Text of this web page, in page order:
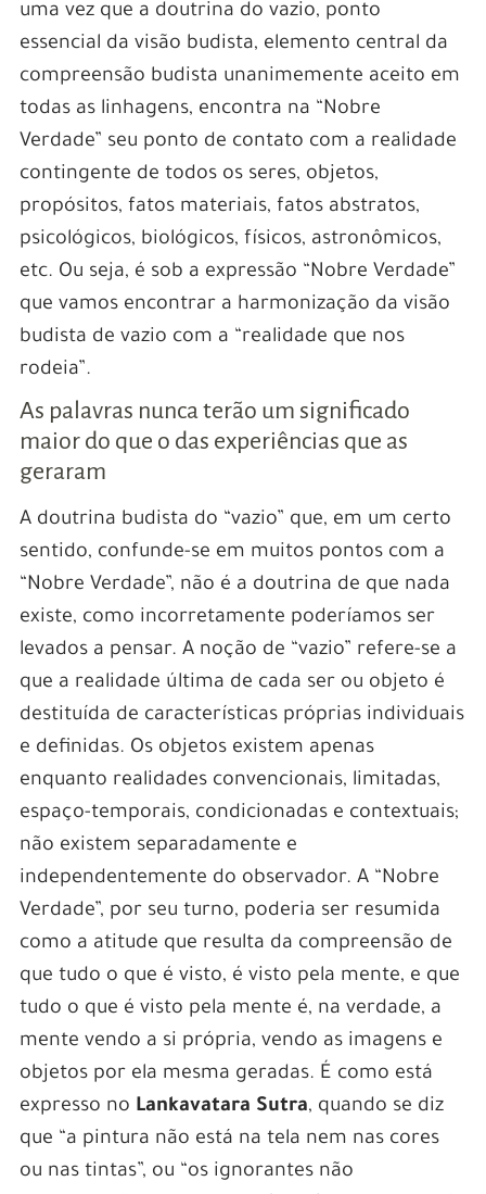
uma vez que a doutrina do vazio, ponto
essencial da visão budista, elemento central da
compreensão budista unanimemente aceito em
todas as linhagens, encontra na “Nobre
Verdade” seu ponto de contato com a realidade
contingente de todos os seres, objetos,
propósitos, fatos materiais, fatos abstratos,
psicológicos, biológicos, físicos, astronômicos,
etc. Ou seja, é sob a expressão “Nobre Verdade”
que vamos encontrar a harmonização da visão
budista de vazio com a “realidade que nos
rodeia”.
As palavras nunca terão um significado
maior do que o das experiências que as
geraram
A doutrina budista do “vazio” que, em um certo
sentido, confunde-se em muitos pontos com a
“Nobre Verdade”, não é a doutrina de que nada
existe, como incorretamente poderíamos ser
levados a pensar. A noção de “vazio” refere-se a
que a realidade última de cada ser ou objeto é
destituída de características próprias individuais
e definidas. Os objetos existem apenas
enquanto realidades convencionais, limitadas,
espaço-temporais, condicionadas e contextuais;
não existem separadamente e
independentemente do observador. A “Nobre
Verdade”, por seu turno, poderia ser resumida
como a atitude que resulta da compreensão de
que tudo o que é visto, é visto pela mente, e que
tudo o que é visto pela mente é, na verdade, a
mente vendo a si própria, vendo as imagens e
objetos por ela mesma geradas. É como está
expresso no Lankavatara Sutra, quando se diz
que “a pintura não está na tela nem nas cores
ou nas tintas”, ou “os ignorantes não